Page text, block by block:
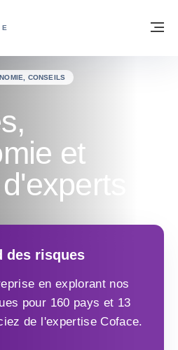
FOR TRADE - PAGE
CONSEILS
et
des risques
en explorant nos
pour 160 pays et 13
de l'expertise Coface.